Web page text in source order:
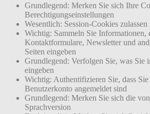
Grundlegend: Merken Sie sich Ihre
Berechtigungseinstellungen
Wesentlich: Session-Cookies zulassen
Wichtig: Sammeln Sie Informationen,
Kontaktformulare, Newsletter und
Seiten eingeben
Grundlegend: Verfolgen Sie, was Sie
eingeben
Wichtig: Authentifizieren Sie, dass
Benutzerkonto angemeldet sind
Grundlegend: Merken Sie sich die
Sprachversion